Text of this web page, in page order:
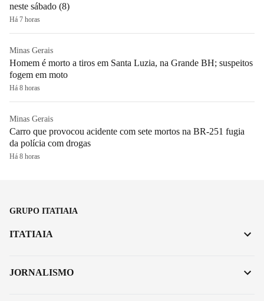
neste sábado (8)
Há 7 horas
Minas Gerais
Homem é morto a tiros em Santa Luzia, na Grande BH; suspeitos
fogem em moto
Há 8 horas
Minas Gerais
Carro que provocou acidente com sete mortos na BR-251 fugia
da polícia com drogas
Há 8 horas
GRUPO ITATIAIA
ITATIAIA
JORNALISMO